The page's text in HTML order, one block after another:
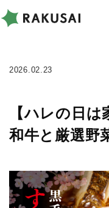
2026.02.23
【ハレの日
和牛と厳選野